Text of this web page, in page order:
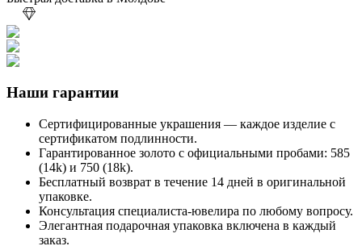
Наши гарантии
Сертифицированные украшения — каждое изделие с
сертификатом подлинности.
Гарантированное золото с официальными пробами: 585
(14k) и 750 (18k).
Бесплатный возврат в течение 14 дней в оригинальной
упаковке.
Консультация специалиста-ювелира по любому вопросу.
Элегантная подарочная упаковка включена в каждый
заказ.